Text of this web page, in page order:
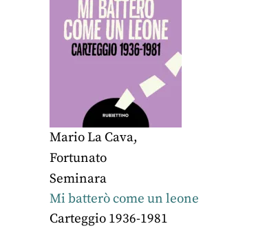
Mario La Cava,
Fortunato
Seminara
Mi batterò come un leone
Carteggio 1936-1981